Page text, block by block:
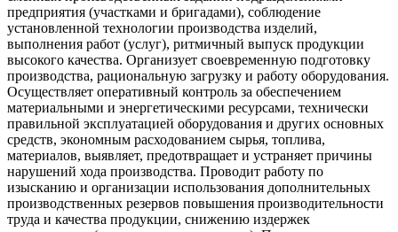
предприятия (участками и бригадами), соблюдение
установленной технологии производства изделий,
выполнения работ (услуг), ритмичный выпуск продукции
высокого качества. Организует своевременную подготовку
производства, рациональную загрузку и работу оборудования.
Осуществляет оперативный контроль за обеспечением
материальными и энергетическими ресурсами, технически
правильной эксплуатацией оборудования и других основных
средств, экономным расходованием сырья, топлива,
материалов, выявляет, предотвращает и устраняет причины
нарушений хода производства. Проводит работу по
изысканию и организации использования дополнительных
производственных резервов повышения производительности
труда и качества продукции, снижению издержек